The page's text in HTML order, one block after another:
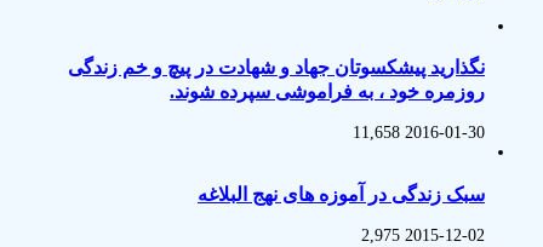
نگذارید پیشکسوتان جهاد و شهادت در پیچ و خم زندگی
روزمره خود ، به فراموشی سپرده شوند.
2016-01-30
11,658
سبک زندگی در آموزه های نهج البلاغه
2015-12-02
2,975